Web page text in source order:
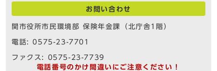
お問い合わせ
関市役所市民環境部 保険年金課（北庁舎1階）
電話: 0575-23-7701
ファクス: 0575-23-7739
電話番号のかけ間違いにご注意ください！